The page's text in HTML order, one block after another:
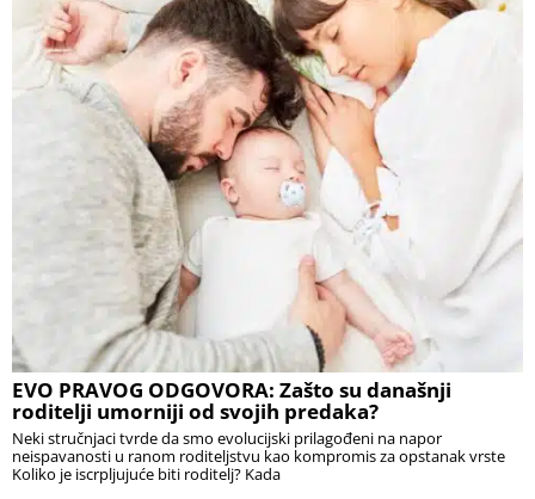
EVO PRAVOG ODGOVORA: Zašto su današnji
roditelji umorniji od svojih predaka?
Neki stručnjaci tvrde da smo evolucijski prilagođeni na napor
neispavanosti u ranom roditeljstvu kao kompromis za opstanak vrste
Koliko je iscrpljujuće biti roditelj? Kada